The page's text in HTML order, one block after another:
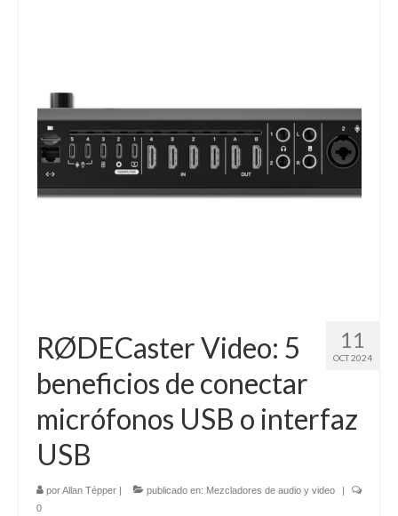
11
OCT 2024
RØDECaster Video: 5
beneficios de conectar
micrófonos USB o interfaz
USB
porAllan Tépper publicado en: Mezcladores de audio y video
0